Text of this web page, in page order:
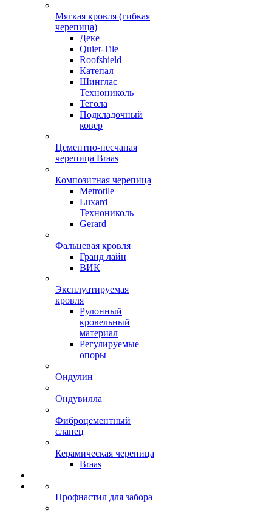
Мягкая кровля (гибкая
черепица)
Деке
Quiet-Tile
Roofshield
Катепал
Шинглас
Технониколь
Тегола
Подкладочный
ковер
Цементно-песчаная
черепица Braas
Композитная черепица
Metrotile
Luxard
Технониколь
Gerard
Фальцевая кровля
Гранд лайн
ВИК
Эксплуатируемая
кровля
Рулонный
кровельный
материал
Регулируемые
опоры
Ондулин
Ондувилла
Фиброцементный
сланец
Керамическая черепица
Braas
Профнастил для забора